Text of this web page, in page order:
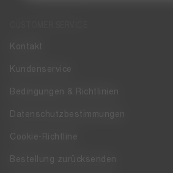
Kontakt
Kundenservice
Bedingungen & Richtlinien
Datenschutzbestimmungen
Cookie-Richtline
Bestellung zurücksenden